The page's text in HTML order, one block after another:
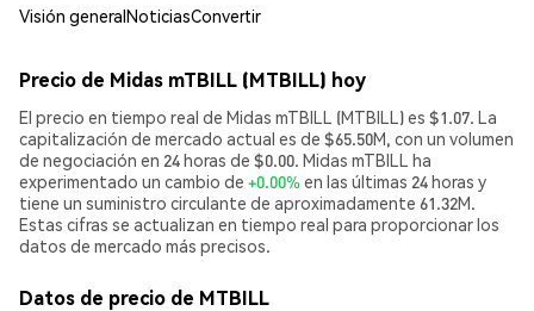
Visión generalNoticiasConvertir
Precio de Midas mTBILL (MTBILL) hoy
El precio en tiempo real de Midas mTBILL (MTBILL) es $1.07. La
capitalización de mercado actual es de $65.50M, con un volumen
de negociación en 24 horas de $0.00. Midas mTBILL ha
experimentado un cambio de +0.00% en las últimas 24 horas y
tiene un suministro circulante de aproximadamente 61.32M.
Estas cifras se actualizan en tiempo real para proporcionar los
datos de mercado más precisos.
Datos de precio de MTBILL